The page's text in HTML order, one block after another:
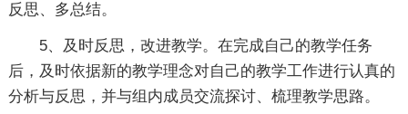
反思、多总结。
5、及时反思，改进教学。在完成自己的教学任务
后，及时依据新的教学理念对自己的教学工作进行认真的
分析与反思，并与组内成员交流探讨、梳理教学思路。